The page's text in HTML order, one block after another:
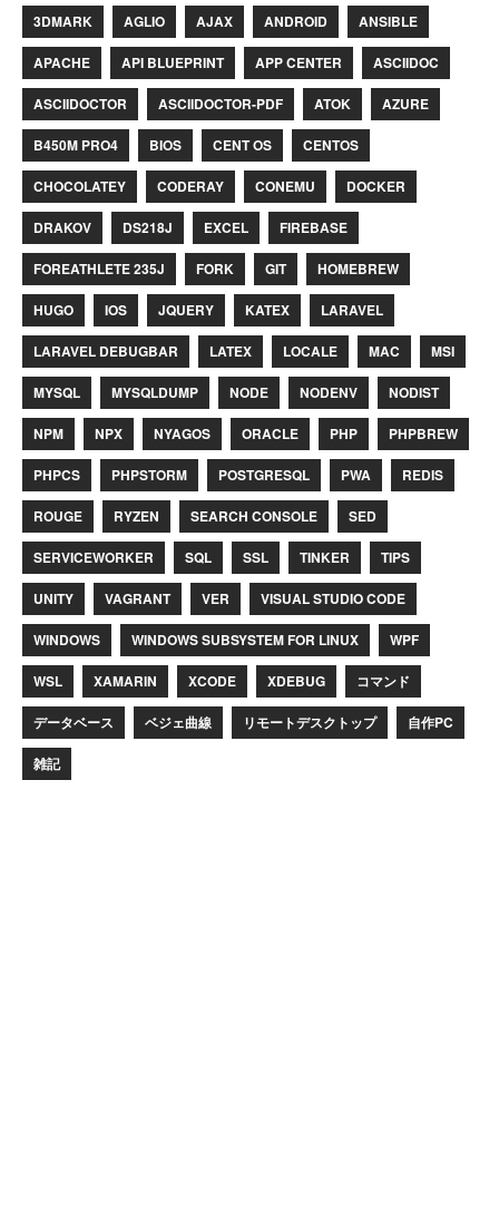
3DMARK AGLIO AJAX ANDROID ANSIBLE
APACHE API BLUEPRINT APP CENTER ASCIIDOC
ASCIIDOCTOR ASCIIDOCTOR-PDF ATOK AZURE
B450M PRO4 BIOS CENT OS CENTOS
CHOCOLATEY CODERAY CONEMU DOCKER
DRAKOV DS218J EXCEL FIREBASE
FOREATHLETE 235J FORK GIT HOMEBREW
HUGO IOS JQUERY KATEX LARAVEL
LARAVEL DEBUGBAR LATEX LOCALE MAC MSI
MYSQL MYSQLDUMP NODE NODENV NODIST
NPM NPX NYAGOS ORACLE PHP PHPBREW
PHPCS PHPSTORM POSTGRESQL PWA REDIS
ROUGE RYZEN SEARCH CONSOLE SED
SERVICEWORKER SQL SSL TINKER TIPS
UNITY VAGRANT VER VISUAL STUDIO CODE
WINDOWS WINDOWS SUBSYSTEM FOR LINUX WPF
WSL XAMARIN XCODE XDEBUG コマンド
データベース ベジェ曲線 リモートデスクトップ 自作PC
雑記